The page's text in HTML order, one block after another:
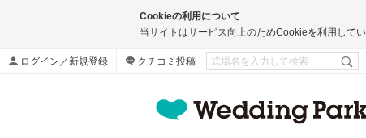
Cookieの利用について
当サイトはサービス向上のためCookieを利用して
ログイン／新規登録 クチコミ投稿